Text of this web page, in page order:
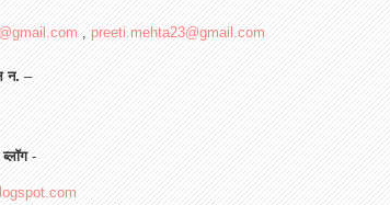
,preeti.mehta23@gmail.com
न.–
-